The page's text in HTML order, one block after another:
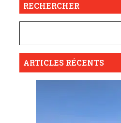
RECHERCHER
ARTICLES RÉCENTS